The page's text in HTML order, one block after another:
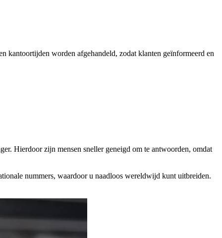
kantoortijden worden afgehandeld, zodat klanten geïnformeerd en
Hierdoor zijn mensen sneller geneigd om te antwoorden, omdat
nummers, waardoor u naadloos wereldwijd kunt uitbreiden.